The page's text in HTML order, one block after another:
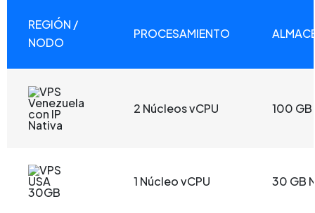
REGIÓN /
NODO
PROCESAMIENTO
2 Núcleos vCPU 100 GB
1 Núcleo vCPU 30 GB